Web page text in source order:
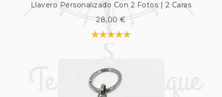
Llavero Personalizado Con 2 Fotos | 2 Caras
28,00 €